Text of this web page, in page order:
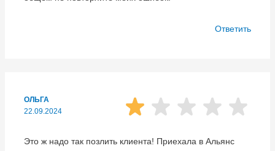
Ответить
ОЛЬГА
22.09.2024
Это ж надо так позлить клиента! Приехала в Альянс